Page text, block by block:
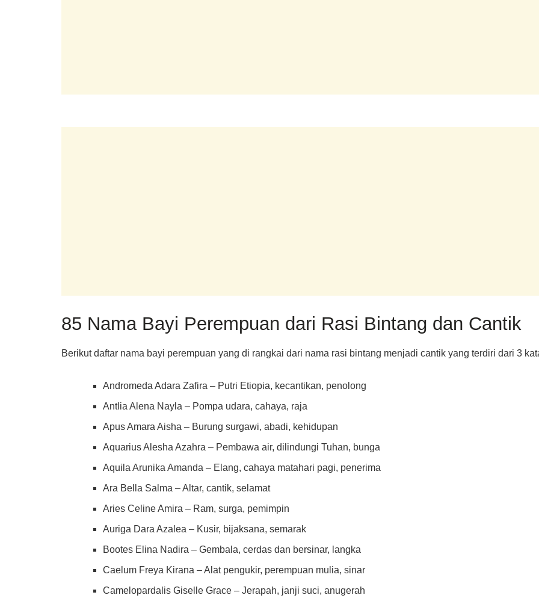
85 Nama Bayi Perempuan dari Rasi Bintang dan Cantik
Berikut daftar nama bayi perempuan yang di rangkai dari nama rasi bintang menjadi cantik yang terdiri dari 3
Andromeda Adara Zafira – Putri Etiopia, kecantikan, penolong
Antlia Alena Nayla – Pompa udara, cahaya, raja
Apus Amara Aisha – Burung surgawi, abadi, kehidupan
Aquarius Alesha Azahra – Pembawa air, dilindungi Tuhan, bunga
Aquila Arunika Amanda – Elang, cahaya matahari pagi, penerima
Ara Bella Salma – Altar, cantik, selamat
Aries Celine Amira – Ram, surga, pemimpin
Auriga Dara Azalea – Kusir, bijaksana, semarak
Bootes Elina Nadira – Gembala, cerdas dan bersinar, langka
Caelum Freya Kirana – Alat pengukir, perempuan mulia, sinar
Camelopardalis Giselle Grace – Jerapah, janji suci, anugerah